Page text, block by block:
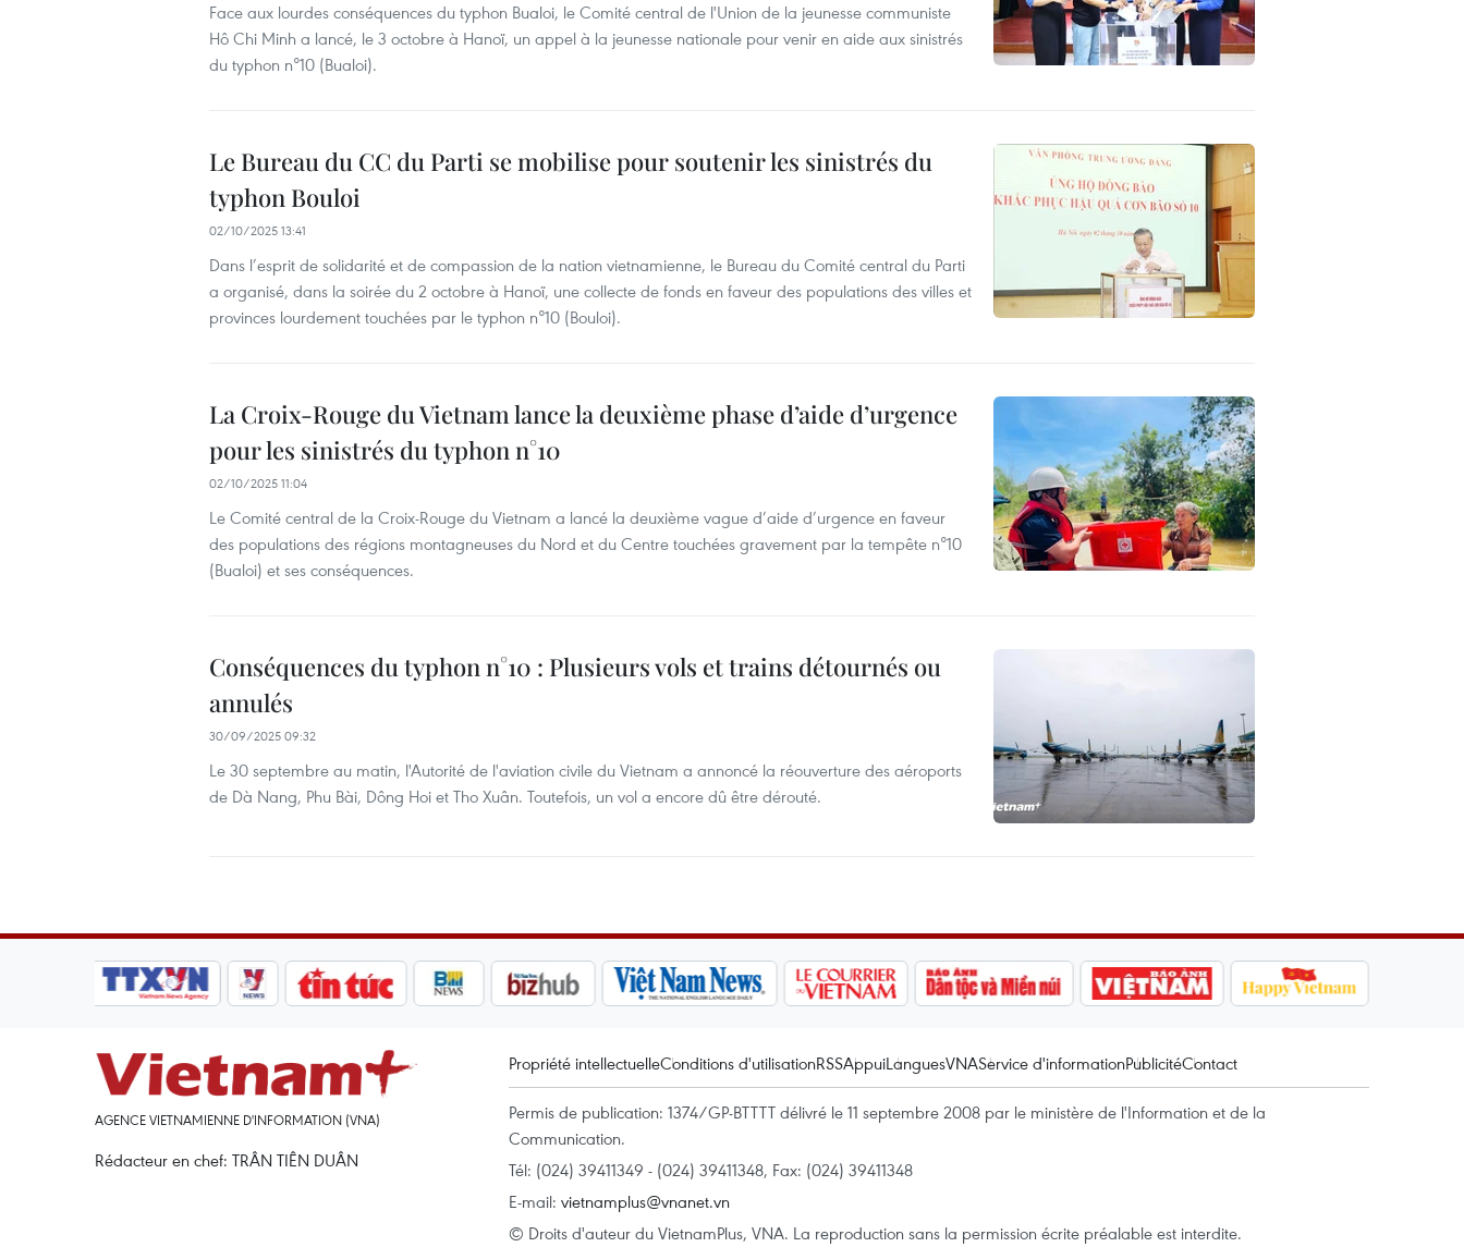
Face aux lourdes conséquences du typhon Bualoi, le Comité central de l'Union de la jeunesse communiste
Hô Chi Minh a lancé, le 3 octobre à Hanoï, un appel à la jeunesse nationale pour venir en aide aux sinistrés
du typhon n°10 (Bualoi).
Le Bureau du CC du Parti se mobilise pour soutenir les sinistrés du
typhon Bouloi
02/10/2025 13:41
Dans l’esprit de solidarité et de compassion de la nation vietnamienne, le Bureau du Comité central du Parti
a organisé, dans la soirée du 2 octobre à Hanoï, une collecte de fonds en faveur des populations des villes et
provinces lourdement touchées par le typhon n°10 (Bouloi).
La Croix-Rouge du Vietnam lance la deuxième phase d’aide d’urgence
pour les sinistrés du typhon n°10
02/10/2025 11:04
Le Comité central de la Croix-Rouge du Vietnam a lancé la deuxième vague d’aide d’urgence en faveur
des populations des régions montagneuses du Nord et du Centre touchées gravement par la tempête n°10
(Bualoi) et ses conséquences.
Conséquences du typhon n°10 : Plusieurs vols et trains détournés ou
annulés
30/09/2025 09:32
Le 30 septembre au matin, l'Autorité de l'aviation civile du Vietnam a annoncé la réouverture des aéroports
de Dà Nang, Phu Bài, Dông Hoi et Tho Xuân. Toutefois, un vol a encore dû être dérouté.
AGENCE VIETNAMIENNE D'INFORMATION (VNA)
Rédacteur en chef: TRÂN TIÊN DUÂN
Propriété intellectuelleConditions d'utilisationRSSAppuiLanguesVNAService d'informationPublicitéContact
Permis de publication: 1374/GP-BTTTT délivré le 11 septembre 2008 par le ministère de l'Information et de la
Communication.
Tél: (024) 39411349 - (024) 39411348, Fax: (024) 39411348
E-mail: vietnamplus@vnanet.vn
© Droits d'auteur du VietnamPlus, VNA. La reproduction sans la permission écrite préalable est interdite.